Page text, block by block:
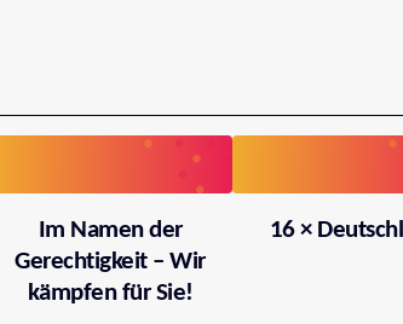
Im Namen der
Gerechtigkeit – Wir
kämpfen für Sie!
16 ×